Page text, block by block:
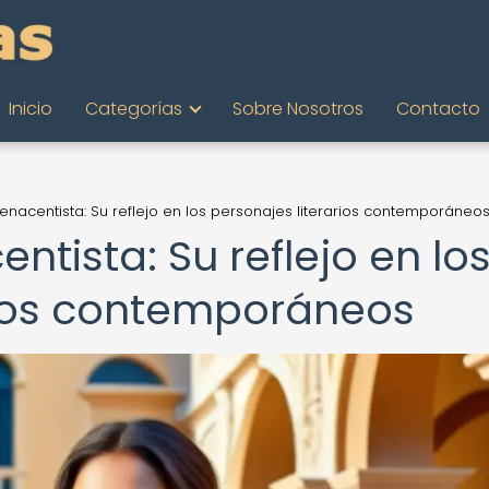
Inicio Categorías Sobre Nosotros Contacto
Su reflejo en los personajes literarios contemporáneos
Su reflejo en
contemporáneos